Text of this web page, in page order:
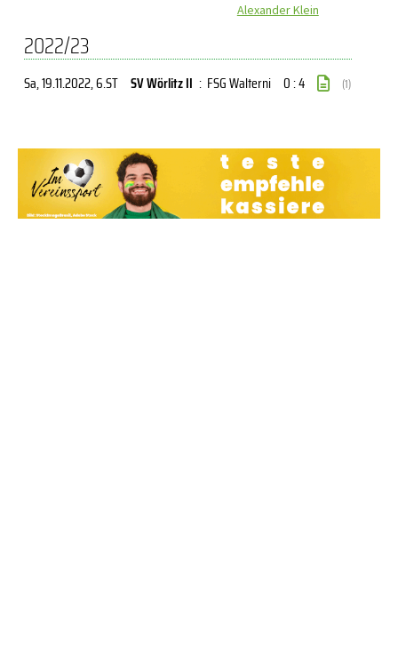
Alexander Klein
2022/23
Sa, 19.11.2022, 6.ST SV Wörlitz II : FSG Walterni 0 : 4 (1)